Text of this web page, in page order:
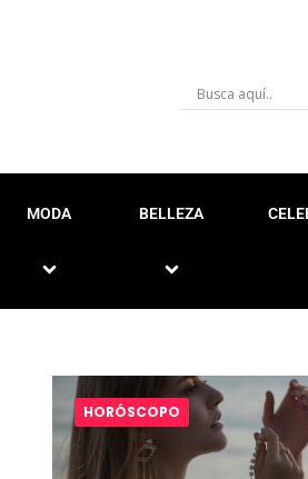
MODA BELLEZA
HORÓSCOPO